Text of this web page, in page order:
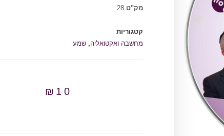
מק"ט 28
קטגוריות
מחשבה ואקטואליה, שמע
₪ 10